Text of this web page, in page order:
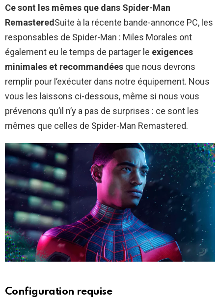
Ce sont les mêmes que dans Spider-Man
RemasteredSuite à la récente bande-annonce PC, les
responsables de Spider-Man : Miles Morales ont
également eu le temps de partager le exigences
minimales et recommandées que nous devrons
remplir pour l’exécuter dans notre équipement. Nous
vous les laissons ci-dessous, même si nous vous
prévenons qu’il n’y a pas de surprises : ce sont les
mêmes que celles de Spider-Man Remastered.
Configuration requise